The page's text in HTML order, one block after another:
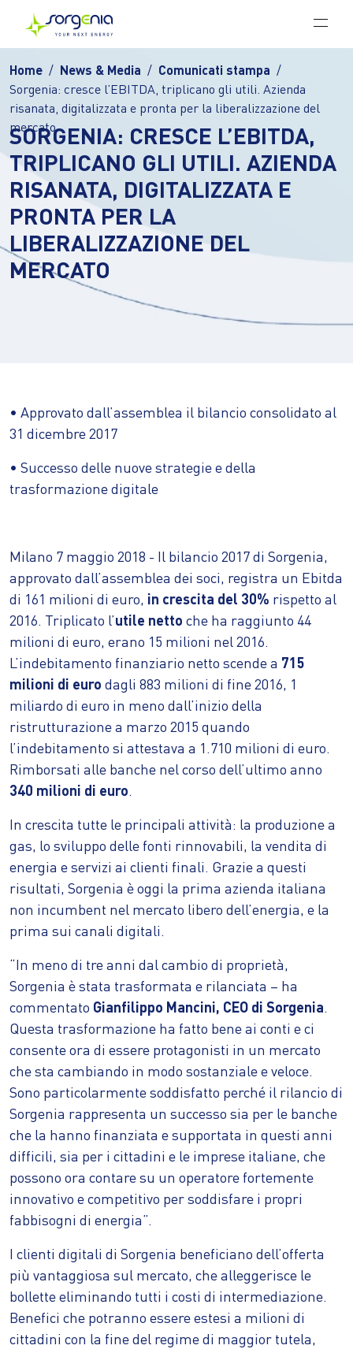
Vai al contenuto principale
Home News & Media
Comunicati stampa
Sorgenia: cresce l’EBITDA, triplicano gli utili. Azienda
risanata, digitalizzata e pronta per la liberalizzazione del
mercato
SORGENIA: CRESCE L’EBITDA,
TRIPLICANO GLI UTILI. AZIENDA
RISANATA, DIGITALIZZATA E
PRONTA PER LA
LIBERALIZZAZIONE DEL
MERCATO
• Approvato dall’assemblea il bilancio consolidato al
31 dicembre 2017
• Successo delle nuove strategie e della
trasformazione digitale
Milano 7 maggio 2018 - Il bilancio 2017 di Sorgenia,
approvato dall’assemblea dei soci, registra un Ebitda
di 161 milioni di euro, in crescita del 30% rispetto al
2016. Triplicato l’utile netto che ha raggiunto 44
milioni di euro, erano 15 milioni nel 2016.
L’indebitamento finanziario netto scende a 715
milioni di euro dagli 883 milioni di fine 2016, 1
miliardo di euro in meno dall’inizio della
ristrutturazione a marzo 2015 quando
l’indebitamento si attestava a 1.710 milioni di euro.
Rimborsati alle banche nel corso dell’ultimo anno
340 milioni di euro.
In crescita tutte le principali attività: la produzione a
gas, lo sviluppo delle fonti rinnovabili, la vendita di
energia e servizi ai clienti finali. Grazie a questi
risultati, Sorgenia è oggi la prima azienda italiana
non incumbent nel mercato libero dell’energia, e la
prima sui canali digitali.
“In meno di tre anni dal cambio di proprietà,
Sorgenia è stata trasformata e rilanciata – ha
commentato Gianfilippo Mancini, CEO di Sorgenia.
Questa trasformazione ha fatto bene ai conti e ci
consente ora di essere protagonisti in un mercato
che sta cambiando in modo sostanziale e veloce.
Sono particolarmente soddisfatto perché il rilancio di
Sorgenia rappresenta un successo sia per le banche
che la hanno finanziata e supportata in questi anni
difficili, sia per i cittadini e le imprese italiane, che
possono ora contare su un operatore fortemente
innovativo e competitivo per soddisfare i propri
fabbisogni di energia”.
I clienti digitali di Sorgenia beneficiano dell’offerta
più vantaggiosa sul mercato, che alleggerisce le
bollette eliminando tutti i costi di intermediazione.
Benefici che potranno essere estesi a milioni di
cittadini con la fine del regime di maggior tutela,